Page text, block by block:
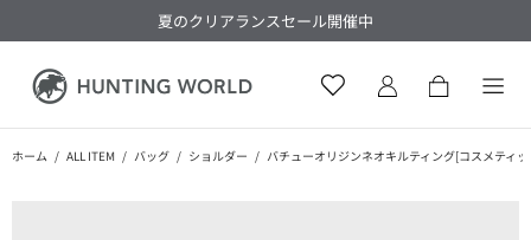
夏のクリアランスセール開催中
ホーム ALL ITEM バッグ ショルダー バチューオリジンネオキルティング[コスメティ